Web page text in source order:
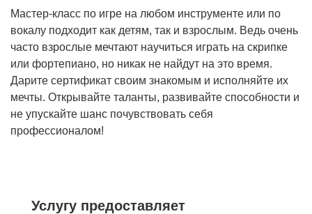
Мастер-класс по игре на любом инструменте или по
вокалу подходит как детям, так и взрослым. Ведь очень
часто взрослые мечтают научиться играть на скрипке
или фортепиано, но никак не найдут на это время.
Дарите сертификат своим знакомым и исполняйте их
мечты. Открывайте таланты, развивайте способности и
не упускайте шанс почувствовать себя
профессионалом!
Услугу предоставляет